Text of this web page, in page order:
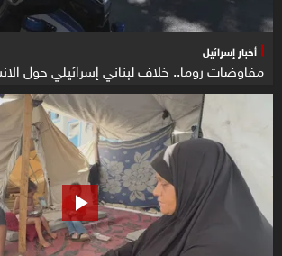
أخبار إسرائيل
مفاوضات روما.. خلاف لبناني إسرائيلي حول